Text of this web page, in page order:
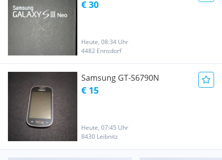
€ 30
Heute, 08:34 Uhr
4482 Ennsdorf
Samsung GT-S6790N
€ 15
Heute, 07:45 Uhr
8430 Leibnitz